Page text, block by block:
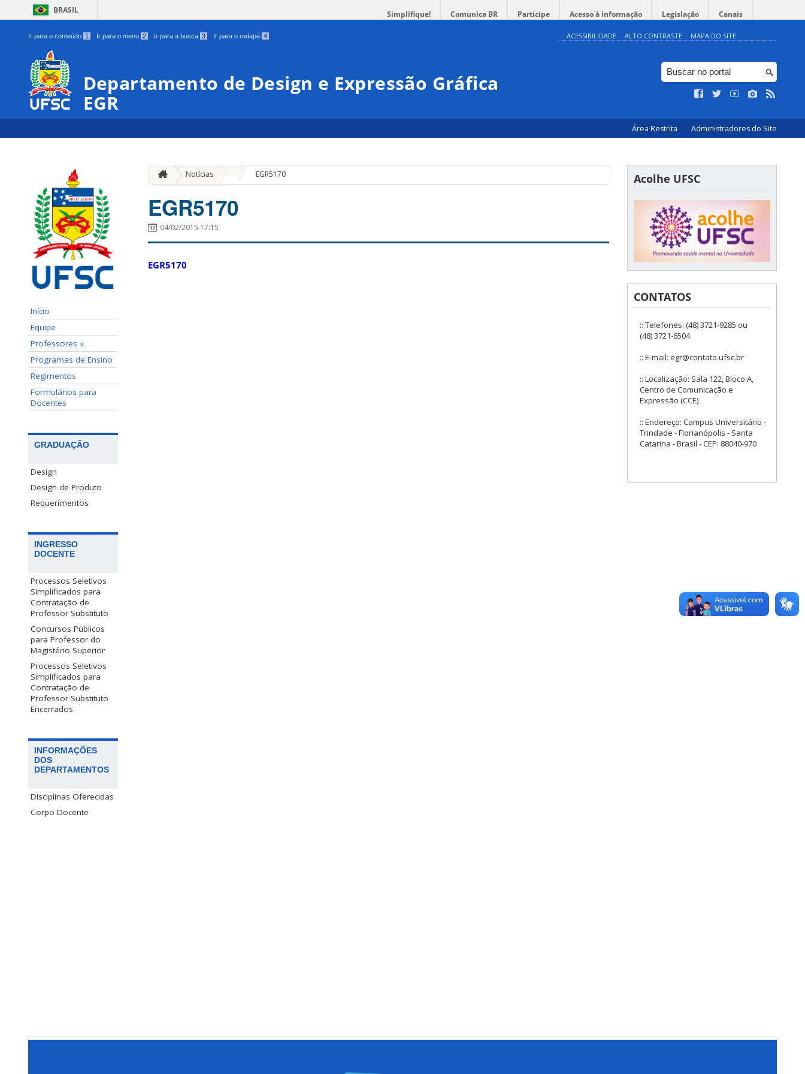
BRASIL Simplifique! Comunica BR Participe Acesso à informação Legislação Canais
Ir para o conteúdo 1 Ir para o menu 2 Ir para a busca 3 Ir para o rodapé 4 ACESSIBILIDADE ALTO CONTRASTE MAPA DO SITE
Departamento de Design e Expressão Gráfica
EGR
Área Restrita Administradores do Site
Início
Equipe
Professores »
Programas de Ensino
Regimentos
Formulários para
Docentes
GRADUAÇÃO
Design
Design de Produto
Requerimentos
INGRESSO
DOCENTE
Processos Seletivos
Simplificados para
Contratação de
Professor Substituto
Concursos Públicos
para Professor do
Magistério Superior
Processos Seletivos
Simplificados para
Contratação de
Professor Substituto
Encerrados
INFORMAÇÕES
DOS
DEPARTAMENTOS
Disciplinas Oferecidas
Corpo Docente
Notícias EGR5170
EGR5170
04/02/2015 17:15
EGR5170
Acolhe UFSC
CONTATOS
:: Telefones: (48) 3721-9285 ou
(48) 3721-6504
:: E-mail: egr@contato.ufsc.br
:: Localização: Sala 122, Bloco A,
Centro de Comunicação e
Expressão (CCE)
:: Endereço: Campus Universitário -
Trindade - Florianópolis - Santa
Catarina - Brasil - CEP: 88040-970